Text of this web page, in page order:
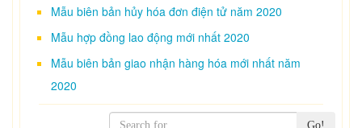
Mẫu biên bản hủy hóa đơn điện tử năm 2020
Mẫu hợp đồng lao động mới nhất 2020
Mẫu biên bản giao nhận hàng hóa mới nhất năm
2020
Go!